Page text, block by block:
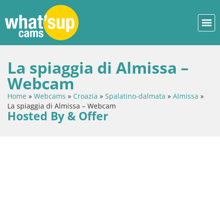
La spiaggia di Almissa –
Webcam
Home » Webcams » Croazia » Spalatino-dalmata » Almissa »
La spiaggia di Almissa – Webcam
Hosted By & Offer